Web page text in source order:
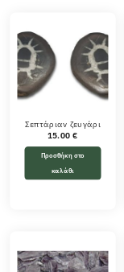
Σεπτάριαν ζευγάρι
15.00€
Προσθήκη στο
καλάθι